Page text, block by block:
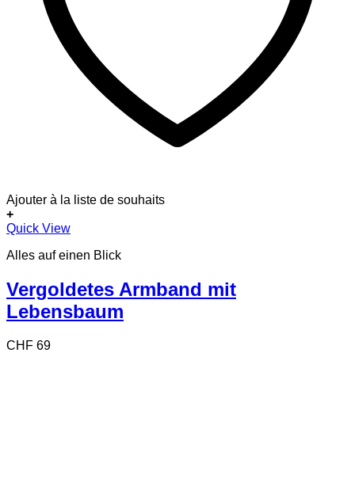
Ajouter à la liste de souhaits
+
Quick View
Alles auf einen Blick
Vergoldetes Armband mit
Lebensbaum
CHF 69